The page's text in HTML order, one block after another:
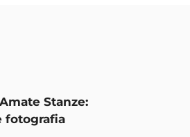
Stanze:
fotografia